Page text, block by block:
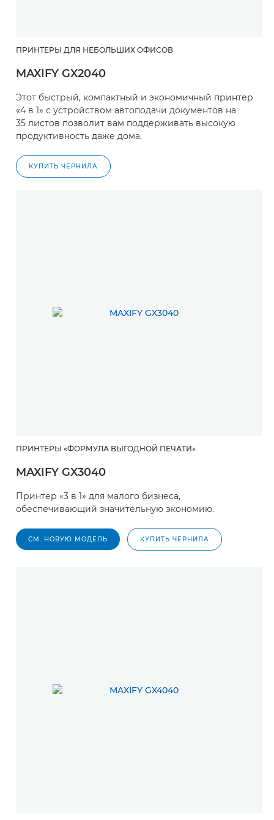
ПРИНТЕРЫ ДЛЯ НЕБОЛЬШИХ ОФИСОВ
MAXIFY GX2040
Этот быстрый, компактный и экономичный принтер
«4 в 1» с устройством автоподачи документов на
35 листов позволит вам поддерживать высокую
продуктивность даже дома.
КУПИТЬ ЧЕРНИЛА
ПРИНТЕРЫ «ФОРМУЛА ВЫГОДНОЙ ПЕЧАТИ»
MAXIFY GX3040
Принтер «3 в 1» для малого бизнеса,
обеспечивающий значительную экономию.
СМ. НОВУЮ МОДЕЛЬ КУПИТЬ ЧЕРНИЛА